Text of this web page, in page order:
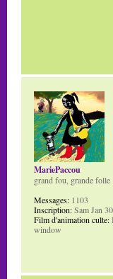
MariePaccou
grand fou, grande folle
Messages: 1103
Inscription:Sam Jan
Film d'animation culte:
window